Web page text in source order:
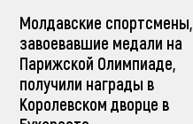
Молдавские спортсмены,
завоевавшие медали на
Парижской Олимпиаде,
получили награды в
Королевском дворце в